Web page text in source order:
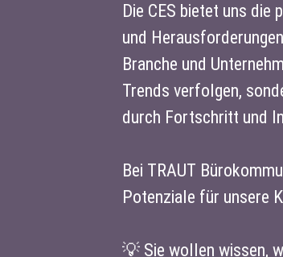
Die CES bietet uns
und
Branche und
Trends verfolgen,
durch Fortschritt und
Bei TRAUT
Potenziale für unsere
💡 Sie wollen wissen,